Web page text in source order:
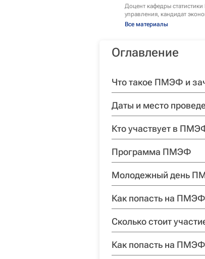
Доцент кафедры статистики
управления, кандидат
Все материалы
Оглавление
Что такое ПМЭФ и
Даты и место
Кто участвует в
Программа ПМЭФ
Молодежный день
Как попасть на
Сколько стоит
Как попасть на